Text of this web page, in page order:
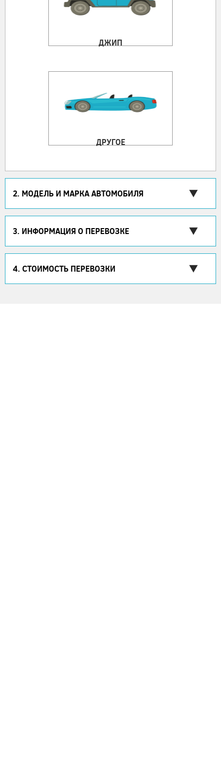
ДЖИП
ДРУГОЕ
2. МОДЕЛЬ И МАРКА АВТОМОБИЛЯ
3. ИНФОРМАЦИЯ О ПЕРЕВОЗКЕ
4. СТОИМОСТЬ ПЕРЕВОЗКИ